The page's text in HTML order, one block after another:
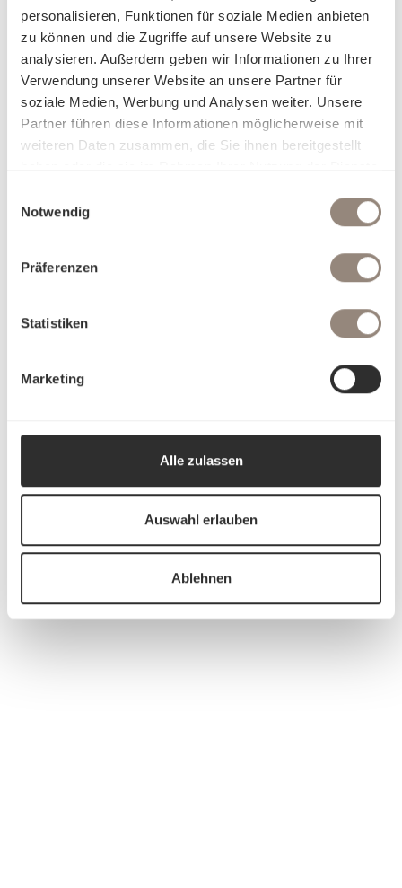
personalisieren, Funktionen für soziale Medien anbieten
zu können und die Zugriffe auf unsere Website zu
analysieren. Außerdem geben wir Informationen zu Ihrer
Verwendung unserer Website an unsere Partner für
soziale Medien, Werbung und Analysen weiter. Unsere
Partner führen diese Informationen möglicherweise mit
weiteren Daten zusammen, die Sie ihnen bereitgestellt
Notwendig
Präferenzen
Statistiken
Marketing
Alle zulassen
Auswahl erlauben
Ablehnen